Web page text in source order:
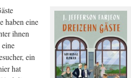
haben eine
ihnen
ein
hat